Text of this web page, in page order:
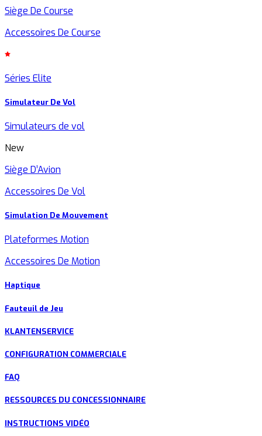
Siège De Course
Accessoires De Course
Séries Elite
Simulateur De Vol
Simulateurs de vol
New
Siège D’Avion
Accessoires De Vol
Simulation De Mouvement
Plateformes Motion
Accessoires De Motion
Haptique
Fauteuil de Jeu
KLANTENSERVICE
CONFIGURATION COMMERCIALE
FAQ
RESSOURCES DU CONCESSIONNAIRE
INSTRUCTIONS VIDÉO